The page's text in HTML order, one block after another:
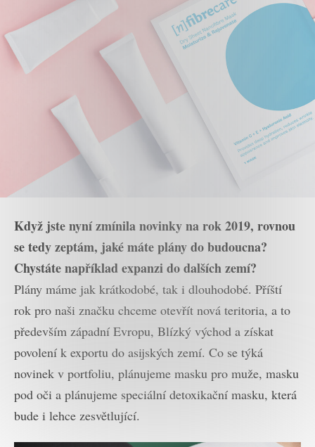
Když jste nyní zmínila novinky na rok 2019, rovnou
se tedy zeptám, jaké máte plány do budoucna?
Chystáte například expanzi do dalších zemí?
Plány máme jak krátkodobé, tak i dlouhodobé. Příští
rok pro naši značku chceme otevřít nová teritoria, a to
především západní Evropu, Blízký východ a získat
povolení k exportu do asijských zemí. Co se týká
novinek v portfoliu, plánujeme masku pro muže, masku
pod oči a plánujeme speciální detoxikační masku, která
bude i lehce zesvětlující.